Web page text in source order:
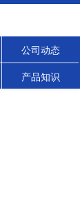
公司动态
产品知识